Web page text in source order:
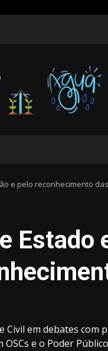
e pelo reconhecimento das
Estado
em debates com
e o Poder